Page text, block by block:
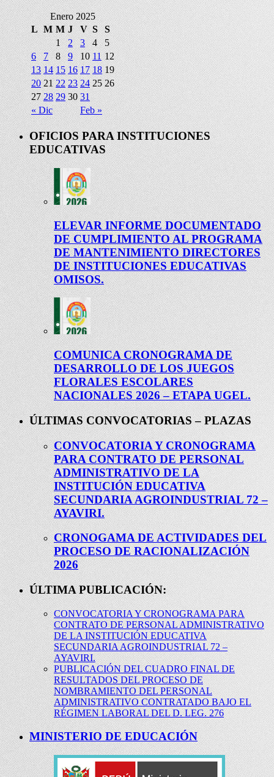
Enero 2025
L M M J V S S
« Dic Feb »
1 2 3 4
5
6
7 8 9 10 11 12
13 14 15 16 17 18 19
20 21 22 23 24 25 26
27 28 29 30 31
OFICIOS PARA INSTITUCIONES
EDUCATIVAS
ELEVAR INFORME DOCUMENTADO
DE CUMPLIMIENTO AL PROGRAMA
DE MANTENIMIENTO DIRECTORES
DE INSTITUCIONES EDUCATIVAS
OMISOS.
COMUNICA CRONOGRAMA DE
DESARROLLO DE LOS JUEGOS
FLORALES ESCOLARES
NACIONALES 2026 – ETAPA UGEL.
ÚLTIMAS CONVOCATORIAS – PLAZAS
CONVOCATORIA Y CRONOGRAMA
PARA CONTRATO DE PERSONAL
ADMINISTRATIVO DE LA
INSTITUCIÓN EDUCATIVA
SECUNDARIA AGROINDUSTRIAL 72 –
AYAVIRI.
CRONOGAMA DE ACTIVIDADES DEL
PROCESO DE RACIONALIZACIÓN
2026
ÚLTIMA PUBLICACIÓN:
CONVOCATORIA Y CRONOGRAMA PARA
CONTRATO DE PERSONAL ADMINISTRATIVO
DE LA INSTITUCIÓN EDUCATIVA
SECUNDARIA AGROINDUSTRIAL 72 –
AYAVIRI.
PUBLICACIÓN DEL CUADRO FINAL DE
RESULTADOS DEL PROCESO DE
NOMBRAMIENTO DEL PERSONAL
ADMINISTRATIVO CONTRATADO BAJO EL
RÉGIMEN LABORAL DEL D. LEG. 276
MINISTERIO DE EDUCACIÓN